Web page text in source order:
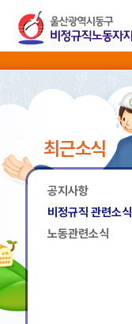
최근소식
공지사항
비정규직 관련소식
노동관련소식